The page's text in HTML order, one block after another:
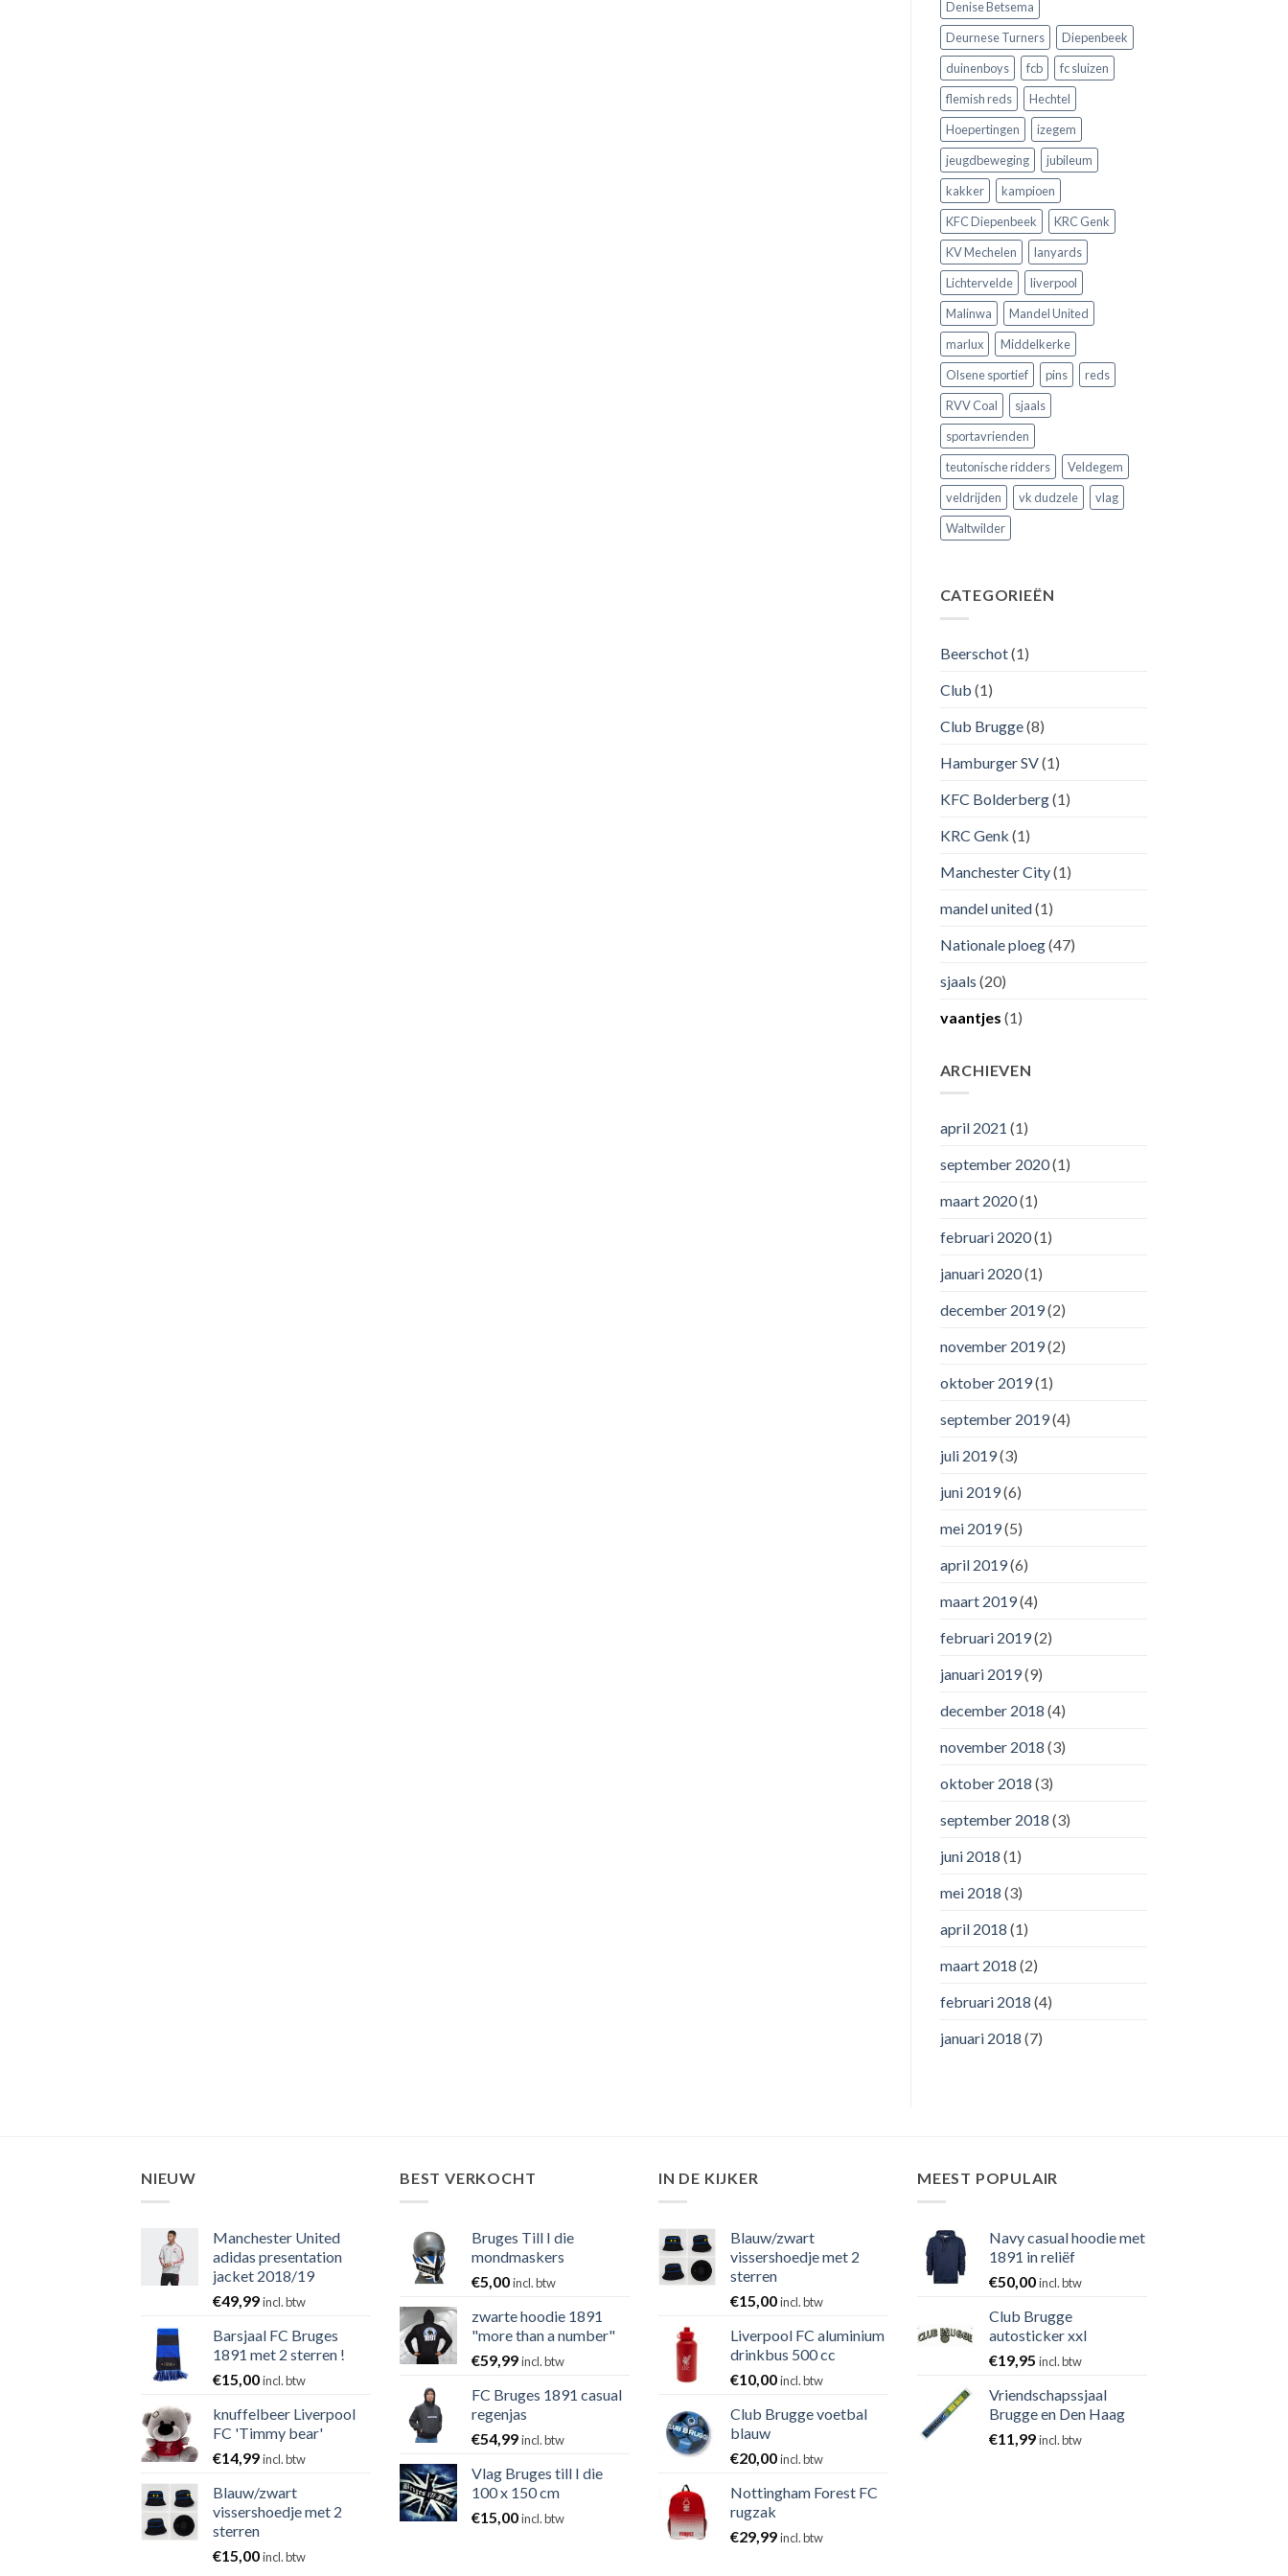
Denise Betsema
Deurnese Turners
Diepenbeek
duinenboys
fcb
fc sluizen
flemish reds
Hechtel
Hoepertingen
izegem
jeugdbeweging
jubileum
kakker
kampioen
KFC Diepenbeek
KRC Genk
KV Mechelen
lanyards
Lichtervelde
liverpool
Malinwa
Mandel United
marlux
Middelkerke
Olsene sportief
pins
reds
RVV Coal
sjaals
sportavrienden
teutonische ridders
Veldegem
veldrijden
vk dudzele
vlag
Waltwilder
CATEGORIEËN
Beerschot(1)
Club (1)
Club Brugge(8)
Hamburger SV(1)
KFC Bolderberg(1)
KRC Genk (1)
Manchester City(1)
mandel united(1)
Nationale ploeg(47)
sjaals (20)
vaantjes (1)
ARCHIEVEN
april 2021 (1)
september 2020(1)
maart 2020(1)
februari 2020(1)
januari 2020(1)
december 2019(2)
november 2019(2)
oktober 2019(1)
september 2019(4)
juli 2019(3)
juni 2019(6)
mei 2019(5)
april 2019(6)
maart 2019(4)
februari 2019(2)
januari 2019(9)
december 2018 (4)
november 2018 (3)
oktober 2018 (3)
september 2018 (3)
juni 2018 (1)
mei 2018 (3)
april 2018 (1)
maart 2018 (2)
februari 2018 (4)
januari 2018 (7)
NIEUW
Manchester United
adidas presentation
jacket 2018/19
€49,99incl. btw
Barsjaal FC Bruges
1891 met 2 sterren !
€15,00incl. btw
knuffelbeer Liverpool
FC 'Timmy bear'
€14,99incl. btw
Blauw/zwart
vissershoedje met 2
sterren
€15,00incl. btw
BEST VERKOCHT
Bruges Till I die
mondmaskers
€5,00incl. btw
zwarte hoodie 1891
"more than a number"
€59,99incl. btw
FC Bruges 1891 casual
regenjas
€54,99incl. btw
Vlag Bruges till I die
100 x 150 cm
€15,00incl. btw
IN DE KIJKER
Blauw/zwart
vissershoedje met 2
sterren
€15,00incl. btw
Liverpool FC aluminium
drinkbus 500 cc
€10,00incl. btw
Club Brugge voetbal
blauw
€20,00incl. btw
Nottingham Forest FC
rugzak
€29,99incl. btw
MEEST POPULAIR
Navy casual hoodie met
1891 in reliëf
€50,00incl. btw
Club Brugge
autosticker xxl
€19,95 incl. btw
Vriendschapssjaal
Brugge en Den Haag
€11,99incl. btw